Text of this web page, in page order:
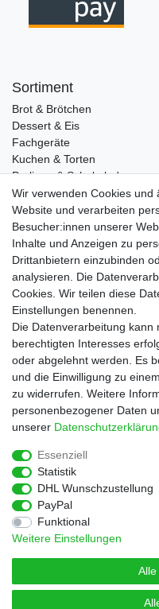
Sortiment
Brot & Brötchen
Dessert & Eis
Fachgeräte
Kuchen & Torten
Pralinen & Schokolade
Lebensmittel
Gutscheine
Informationen
Zahlungsarten
Versandkosten
Service
Rezepte
Newsletter
Blog
Choco Patiss
|
Wir verwenden Cookies und
Website und verarbeiten
Besucher:innen unserer
Inhalte und Anzeigen zu
Drittanbietern einzubinden
analysieren. Die
Cookies. Wir teilen diese
Einstellungen benennen.
Die Datenverarbeitung kann
berechtigten Interesses
oder abgelehnt werden. Es
und die Einwilligung zu
zu widerrufen. Weitere
personenbezogener Daten
unserer
Essenziell
Statistik
DHL Wunschzustellung
PayPal
Funktional
Weitere Einstellungen